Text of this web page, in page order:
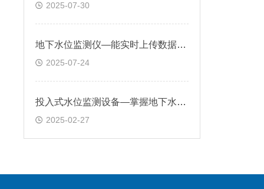
2025-07-30
地下水位监测仪—能实时上传数据至监控平台，并设置水位阈值自动报警
2025-07-24
投入式水位监测设备—掌握地下水资源状况，及时调整供水计划
2025-02-27